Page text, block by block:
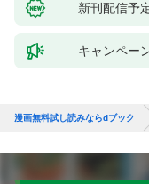
新刊配信予
キャンペー
漫画無料試し読みならdブック